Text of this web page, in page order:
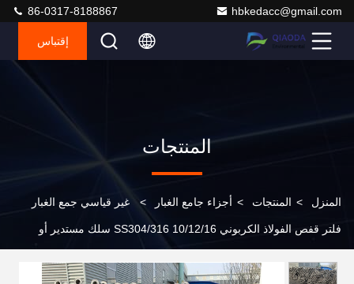
hbkedacc@gmail.com
86-0317-8188867
إقتباس
المنتجات
المنزل > المنتجات > أجزاء جامع الغبار > غير قياسي جمع الغبار
فلتر قفص الفولاذ الكربوني SS304/316 10/12/16 سلك مستدير أو